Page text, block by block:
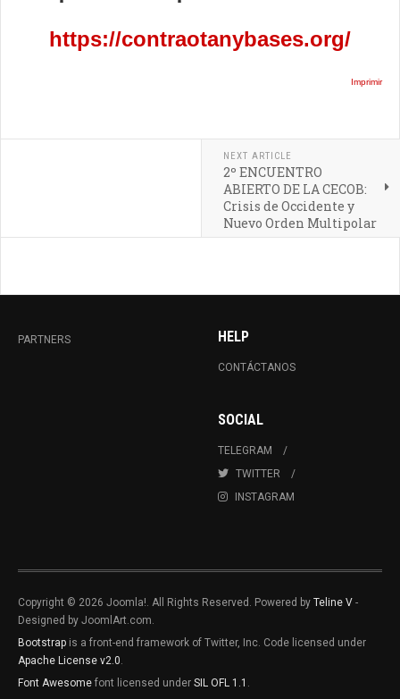
https://contraotanybases.org/
Imprimir
NEXT ARTICLE
2º ENCUENTRO
ABIERTO DE LA CECOB:
Crisis de Occidente y
Nuevo Orden Multipolar
PARTNERS HELP
CONTÁCTANOS
SOCIAL
TELEGRAM
TWITTER
INSTAGRAM
Copyright © 2026 Joomla!. All Rights Reserved. Powered by Teline V -
Designed by JoomlArt.com.
Bootstrap is a front-end framework of Twitter, Inc. Code licensed under
Apache License v2.0.
Font Awesome font licensed under SIL OFL 1.1 .